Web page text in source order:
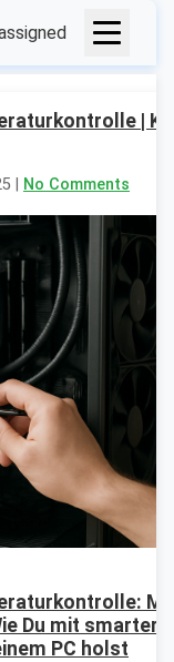
|
| No Comments
Du mit smarter
PC holst